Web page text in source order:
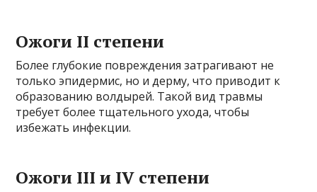
Ожоги II степени
Более глубокие повреждения затрагивают не
только эпидермис, но и дерму, что приводит к
образованию волдырей. Такой вид травмы
требует более тщательного ухода, чтобы
избежать инфекции.
Ожоги III и IV степени